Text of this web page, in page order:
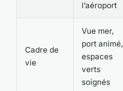
l’aéroport
Cadre de
vie
Vue mer,
port animé,
espaces
verts
soignés